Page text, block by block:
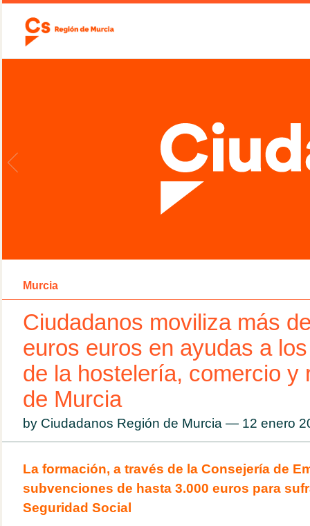
Murcia
Ciudadanos moviliza más
euros euros en ayudas a
de la hostelería, comercio y
de Murcia
by Ciudadanos Región de Murcia — 12 enero
La formación, a través de la Consejería de
subvenciones de hasta 3.000 euros para
Seguridad Social